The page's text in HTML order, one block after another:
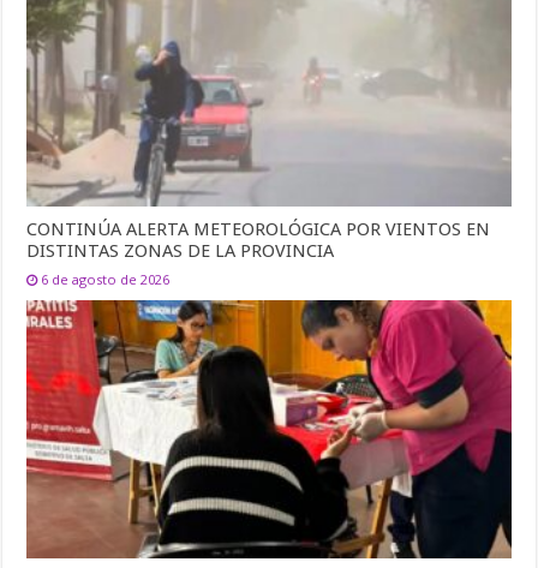
CONTINÚA ALERTA METEOROLÓGICA POR VIENTOS EN
DISTINTAS ZONAS DE LA PROVINCIA
6 de agosto de 2026